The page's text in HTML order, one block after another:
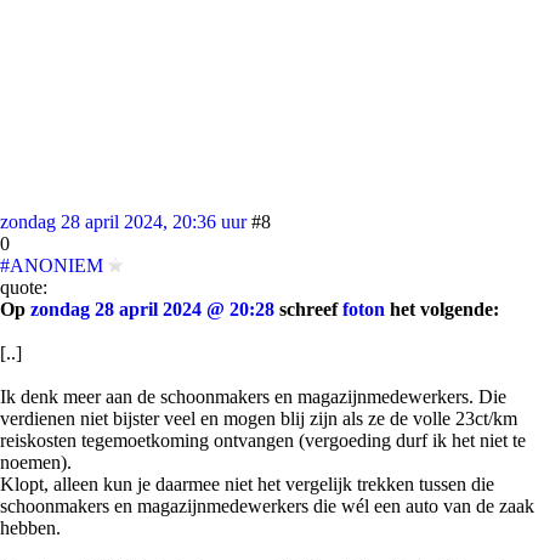
zondag 28 april 2024, 20:36 uur #8
0
#ANONIEM
quote:
Op zondag 28 april 2024 @ 20:28 schreeffoton het volgende:
[..]
Ik denk meer aan de schoonmakers en magazijnmedewerkers. Die
verdienen niet bijster veel en mogen blij zijn als ze de volle 23ct/km
reiskosten tegemoetkoming ontvangen (vergoeding durf ik het niet te
noemen).
Klopt, alleen kun je daarmee niet het vergelijk trekken tussen die
schoonmakers en magazijnmedewerkers die wél een auto van de zaak
hebben.